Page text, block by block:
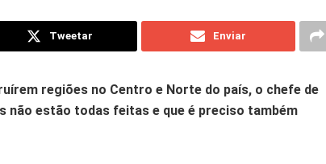
Tweetar Enviar
regiões no Centro e Norte do país, o chefe de
não estão todas feitas e que é preciso também